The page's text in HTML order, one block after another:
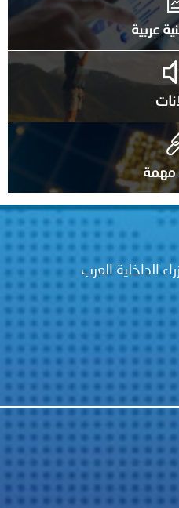
عربية
مهمة
الداخلية العرب